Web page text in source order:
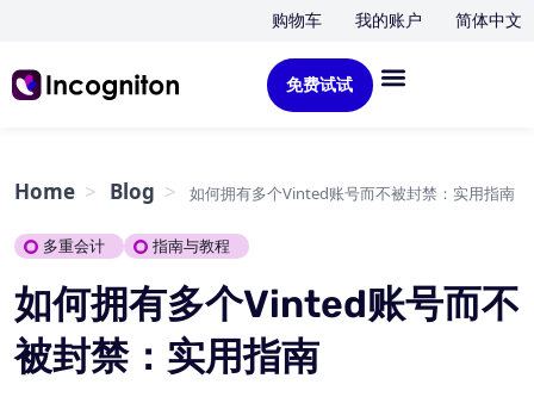
购物车 我的账户 简体中文
免费试试
Home Blog 如何拥有多个Vinted账号而不被封禁：实用指南
多重会计 指南与教程
如何拥有多个Vinted账号而不
被封禁：实用指南